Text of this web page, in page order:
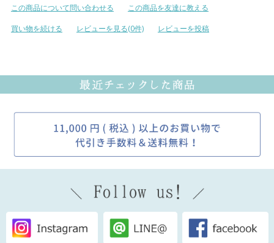
この商品について問い合わせる
この商品を友達に教える
買い物を続ける
レビューを見る(0件) レビューを投稿